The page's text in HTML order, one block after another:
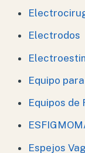
Electrodos
Equipo
Equipos de
Espejos